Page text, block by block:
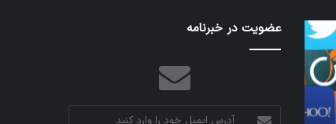
نخستین
کاملا
خودران
اپل
عضویت در خبرنامه
آدرس